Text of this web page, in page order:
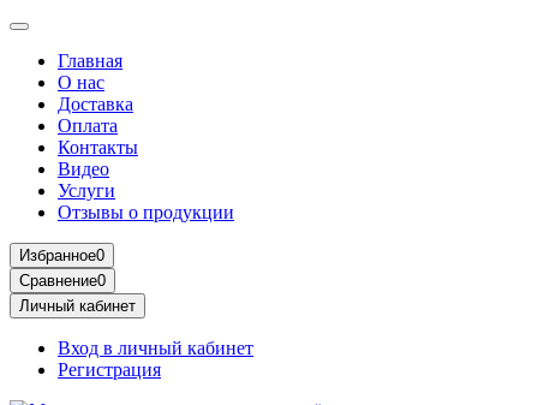
Главная
О нас
Доставка
Оплата
Контакты
Видео
Услуги
Отзывы о продукции
Избранное0
Сравнение0
Личный кабинет
Вход в личный кабинет
Регистрация